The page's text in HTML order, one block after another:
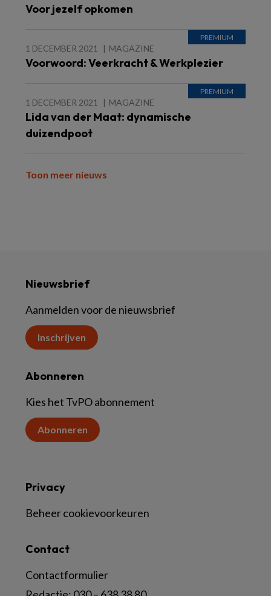
Voor jezelf opkomen
1 DECEMBER 2021 MAGAZINE
Voorwoord: Veerkracht & Werkplezier
1 DECEMBER 2021 MAGAZINE
Lida van der Maat: dynamische
duizendpoot
Toon meer nieuws
Nieuwsbrief
Aanmelden voor de nieuwsbrief
Inschrijven
Abonneren
Kies het TvPO abonnement
Abonneren
Contact
Contactformulier
Privacy
Beheer cookievoorkeuren